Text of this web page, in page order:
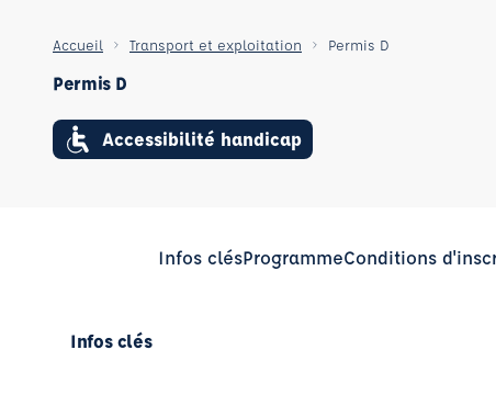
Accueil Transport et exploitation Permis D
Permis D
Accessibilité handicap
Infos clésProgrammeConditions
Infos clés